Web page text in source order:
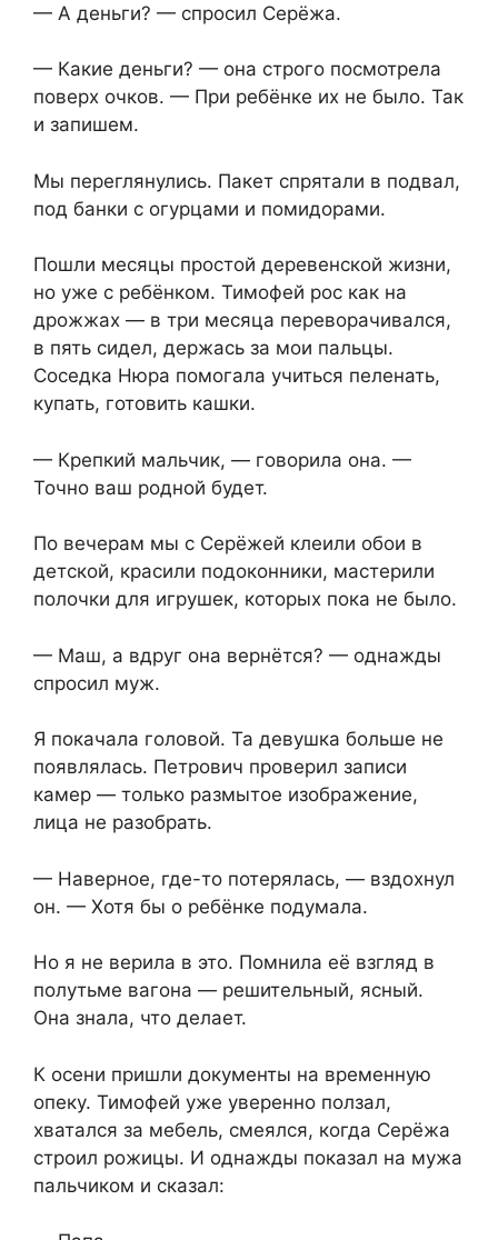
— А деньги? — спросил Серёжа.
— Какие деньги? — она строго посмотрела
поверх очков. — При ребёнке их не было. Так
и запишем.
Мы переглянулись. Пакет спрятали в подвал,
под банки с огурцами и помидорами.
Пошли месяцы простой деревенской жизни,
но уже с ребёнком. Тимофей рос как на
дрожжах — в три месяца переворачивался,
в пять сидел, держась за мои пальцы.
Соседка Нюра помогала учиться пеленать,
купать, готовить кашки.
— Крепкий мальчик, — говорила она. —
Точно ваш родной будет.
По вечерам мы с Серёжей клеили обои в
детской, красили подоконники, мастерили
полочки для игрушек, которых пока не было.
— Маш, а вдруг она вернётся? — однажды
спросил муж.
Я покачала головой. Та девушка больше не
появлялась. Петрович проверил записи
камер — только размытое изображение,
лица не разобрать.
— Наверное, где-то потерялась, — вздохнул
он. — Хотя бы о ребёнке подумала.
Но я не верила в это. Помнила её взгляд в
полутьме вагона — решительный, ясный.
Она знала, что делает.
К осени пришли документы на временную
опеку. Тимофей уже уверенно ползал,
хватался за мебель, смеялся, когда Серёжа
строил рожицы. И однажды показал на мужа
пальчиком и сказал: